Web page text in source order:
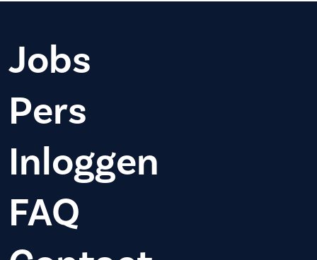
Jobs
Pers
Inloggen
FAQ